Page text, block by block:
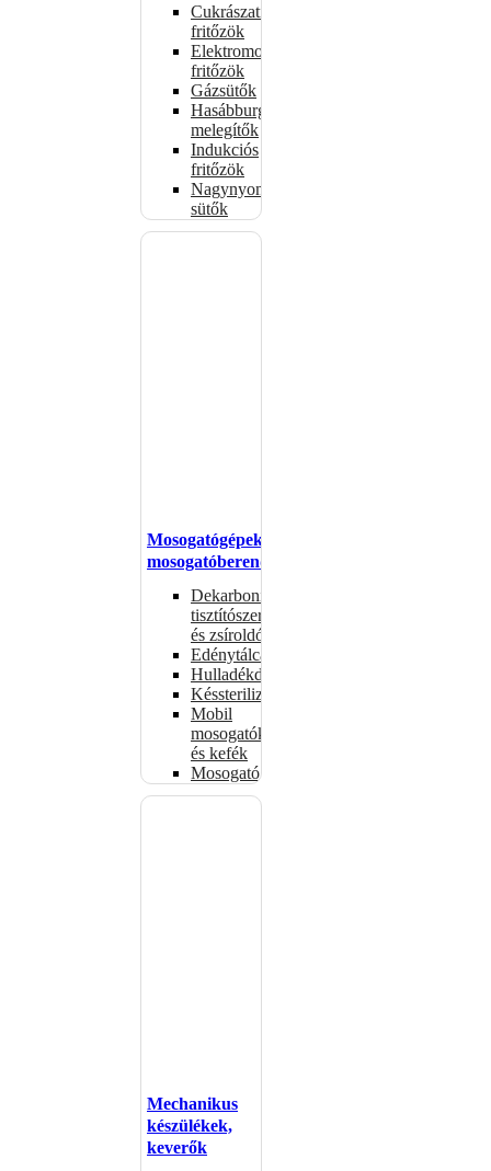
Cukrászati
fritőzök
Elektromos
fritőzök
Gázsütők
Hasábburgonya
melegítők
Indukciós
fritőzök
Nagynyomású
sütők
Mosogatógépek,
mosogatóberendezések
Dekarbonizáló
tisztítószerek
és zsíroldók
Edénytálcák
Hulladékdarálók
Késsterilizátorok
Mobil
mosogatók
és kefék
Mosogatógépkosarak
Mechanikus
készülékek,
keverők